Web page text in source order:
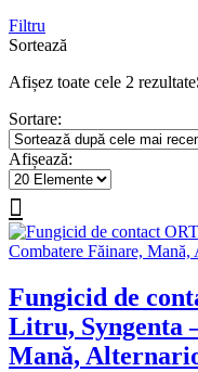
Filtru
Sortează
Afișez toate cele 2 rezultate
Sortare:
Afișează:
Fungicid de
Litru, Syngenta
Mană,